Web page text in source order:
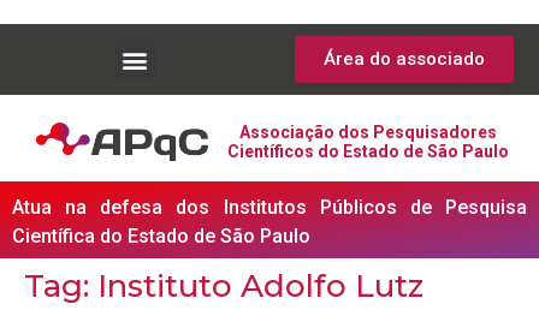
Área do associado
Associação dos Pesquisadores
Científicos do Estado de São Paulo
Atua na defesa dos Institutos Públicos de Pesquisa
Científica do Estado de São Paulo
Tag: Instituto Adolfo Lutz